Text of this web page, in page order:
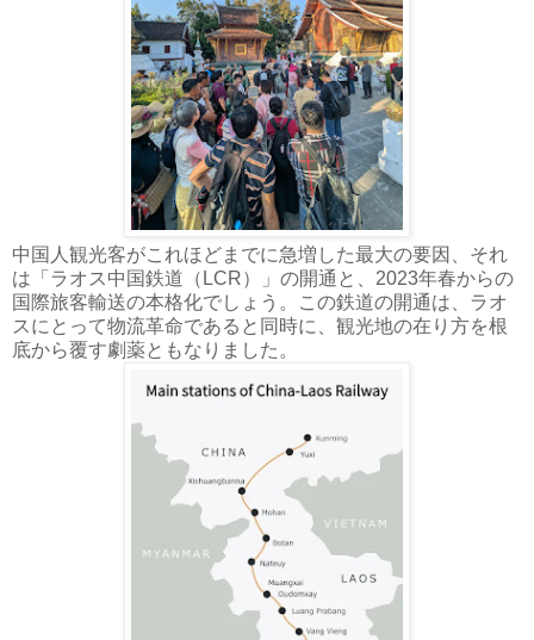
中国人観光客がこれほどまでに急増した最大の要因、それ
は「ラオス中国鉄道（LCR）」の開通と、2023年春からの
国際旅客輸送の本格化でしょう。この鉄道の開通は、ラオ
スにとって物流革命であると同時に、観光地の在り方を根
底から覆す劇薬ともなりました。